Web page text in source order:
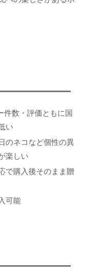
件数・評価ともに国
い
のネコなど個性の異
楽しい
で購入後そのまま贈
可能